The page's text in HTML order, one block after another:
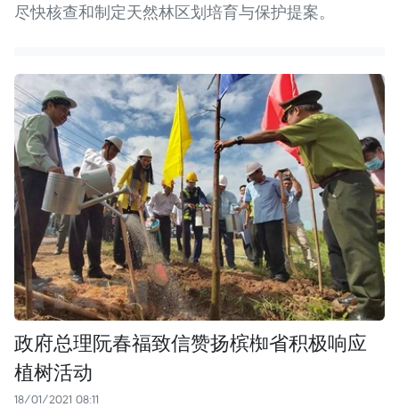
尽快核查和制定天然林区划培育与保护提案。
政府总理阮春福致信赞扬槟椥省积极响应
植树活动
18/01/2021 08:11